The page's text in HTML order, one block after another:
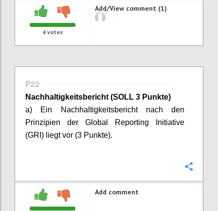
4 votes
Add/View comment (1)
P22
Nachhaltigkeitsbericht (SOLL 3 Punkte)
a) Ein Nachhaltigkeitsbericht nach den
Prinzipien der Global Reporting Initiative
(GRI) liegt vor (3 Punkte).
Add comment